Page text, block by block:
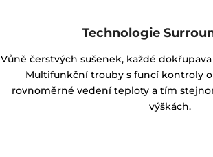
Technologie
Vůně čerstvých sušenek, každé
Multifunkční trouby s funcí kontroly
rovnoměrné vedení teploty a tím
výškách.